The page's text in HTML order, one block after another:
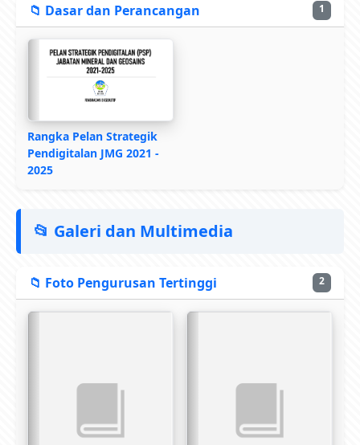
📁 Dasar dan Perancangan 1
Rangka Pelan Strategik
Pendigitalan JMG 2021 -
2025
📂 Galeri dan Multimedia
📁 Foto Pengurusan Tertinggi 2